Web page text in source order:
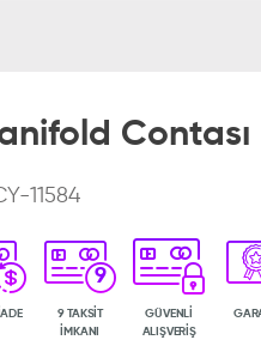
Contası
11584
9
9 TAKSİT
İMKANI
GÜVENLİ
ALIŞVERİŞ